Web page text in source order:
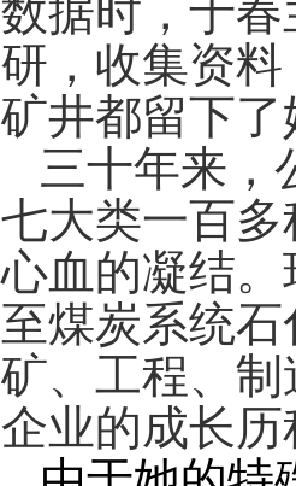
数据时，于
研，收集资
矿井都留下
三十年来，
七大类一百
心血的凝结
至煤炭系统
矿、工程、
企业的成长历